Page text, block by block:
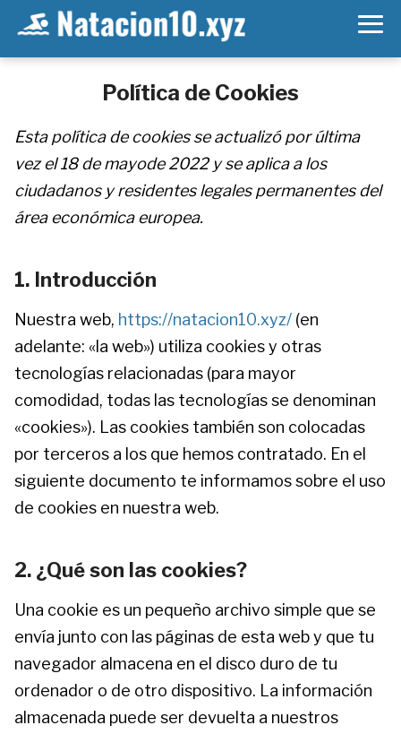
Política de Cookies
Esta política de cookies se actualizó por última
vez el 18 de mayode 2022 y se aplica a los
ciudadanos y residentes legales permanentes del
área económica europea.
1. Introducción
Nuestra web, https://natacion10.xyz/ (en
adelante: «la web») utiliza cookies y otras
tecnologías relacionadas (para mayor
comodidad, todas las tecnologías se denominan
«cookies»). Las cookies también son colocadas
por terceros a los que hemos contratado. En el
siguiente documento te informamos sobre el uso
de cookies en nuestra web.
2. ¿Qué son las cookies?
Una cookie es un pequeño archivo simple que se
envía junto con las páginas de esta web y que tu
navegador almacena en el disco duro de tu
ordenador o de otro dispositivo. La información
almacenada puede ser devuelta a nuestros